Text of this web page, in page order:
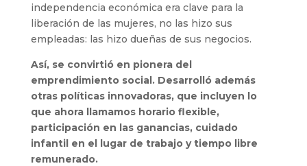
independencia económica era clave para la
liberación de las mujeres, no las hizo sus
empleadas: las hizo dueñas de sus negocios.
Así, se convirtió en pionera del
emprendimiento social. Desarrolló además
otras políticas innovadoras, que incluyen lo
que ahora llamamos horario flexible,
participación en las ganancias, cuidado
infantil en el lugar de trabajo y tiempo libre
remunerado.